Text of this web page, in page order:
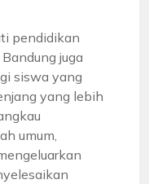
pendidikan
juga
siswa yang
yang lebih
umum,